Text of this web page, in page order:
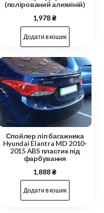
(полірований алюміній)
1,978₴
Додати в кошик
Спойлер ліп багажника
Hyundai Elantra MD 2010-
2015 ABS пластик під
фарбування
1,888₴
Додати в кошик